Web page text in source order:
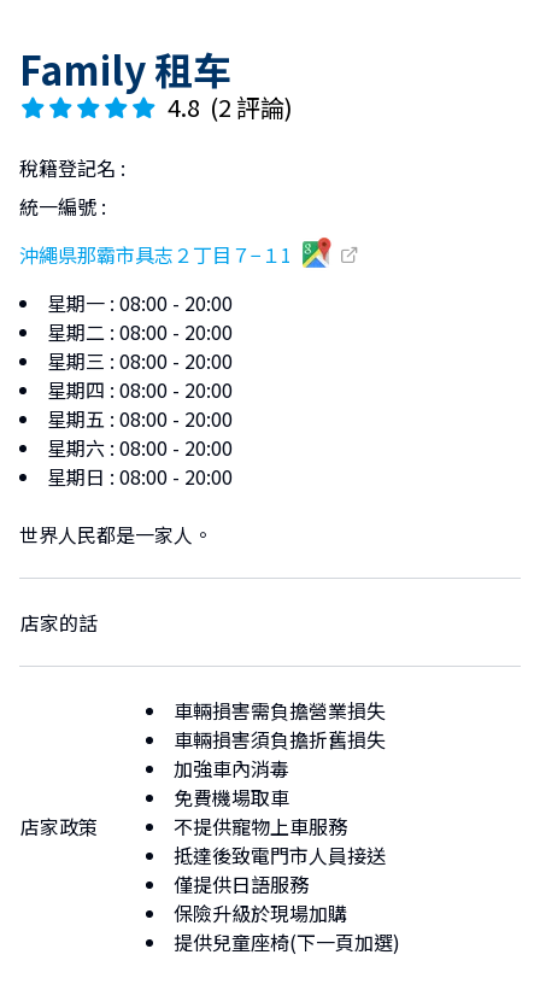
Family 租车
4.8 (2 評論)
稅籍登記名 :
統一編號 :
沖繩県那霸市具志２丁目７−１1
星期一 : 08:00 - 20:00
星期二 : 08:00 - 20:00
星期三 : 08:00 - 20:00
星期四 : 08:00 - 20:00
星期五 : 08:00 - 20:00
星期六 : 08:00 - 20:00
星期日 : 08:00 - 20:00
世界人民都是一家人。
店家的話
店家政策
車輛損害需負擔營業損失
車輛損害須負擔折舊損失
加強車內消毒
免費機場取車
不提供寵物上車服務
抵達後致電門市人員接送
僅提供日語服務
保險升級於現場加購
提供兒童座椅(下一頁加選)